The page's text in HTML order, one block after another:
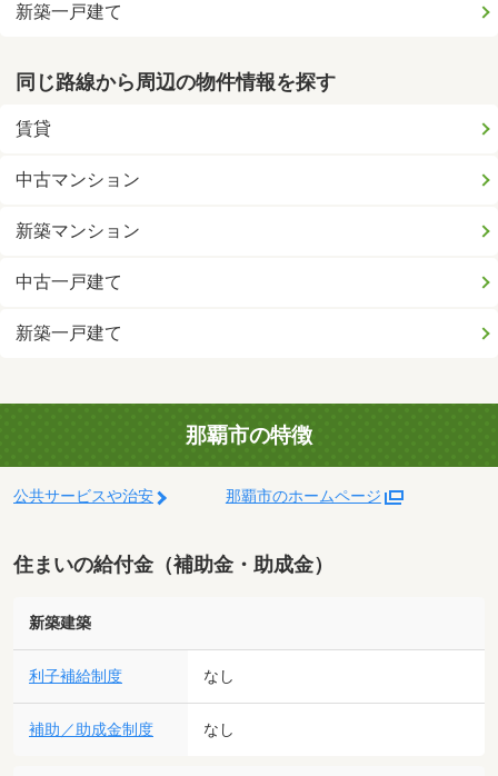
新築一戸建て
同じ路線から周辺の物件情報を探す
賃貸
中古マンション
新築マンション
中古一戸建て
新築一戸建て
那覇市の特徴
公共サービスや治安 那覇市のホームページ
住まいの給付金（補助金・助成金）
新築建築
利子補給制度 なし
補助／助成金制度 なし